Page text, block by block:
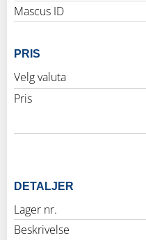
Mascus ID
PRIS
Velg valuta
Pris
DETALJER
Lager nr.
Beskrivelse